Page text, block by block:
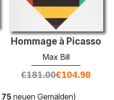
Hommage à Picasso
Max Bill
€181.00€104.98
75 neuen Gemälden)